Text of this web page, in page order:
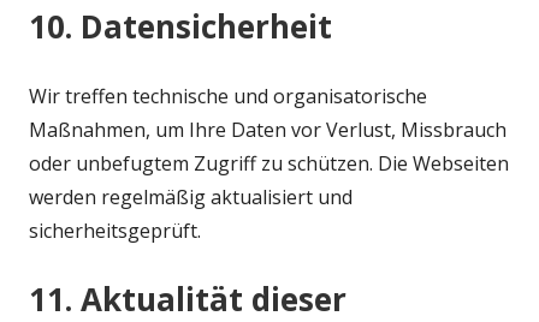
10. Datensicherheit
Wir treffen technische und organisatorische
Maßnahmen, um Ihre Daten vor Verlust, Missbrauch
oder unbefugtem Zugriff zu schützen. Die Webseiten
werden regelmäßig aktualisiert und
sicherheitsgeprüft.
11. Aktualität dieser